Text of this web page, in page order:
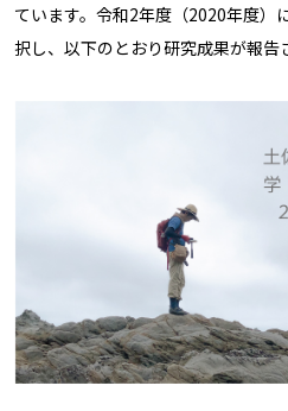
ています。令和2年度（2020年度）
択し、以下のとおり研究成果が報告